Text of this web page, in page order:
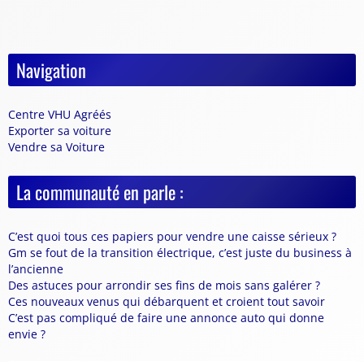
Navigation
Centre VHU Agréés
Exporter sa voiture
Vendre sa Voiture
La communauté en parle :
C’est quoi tous ces papiers pour vendre une caisse sérieux ?
Gm se fout de la transition électrique, c’est juste du business à
l’ancienne
Des astuces pour arrondir ses fins de mois sans galérer ?
Ces nouveaux venus qui débarquent et croient tout savoir
C’est pas compliqué de faire une annonce auto qui donne
envie ?